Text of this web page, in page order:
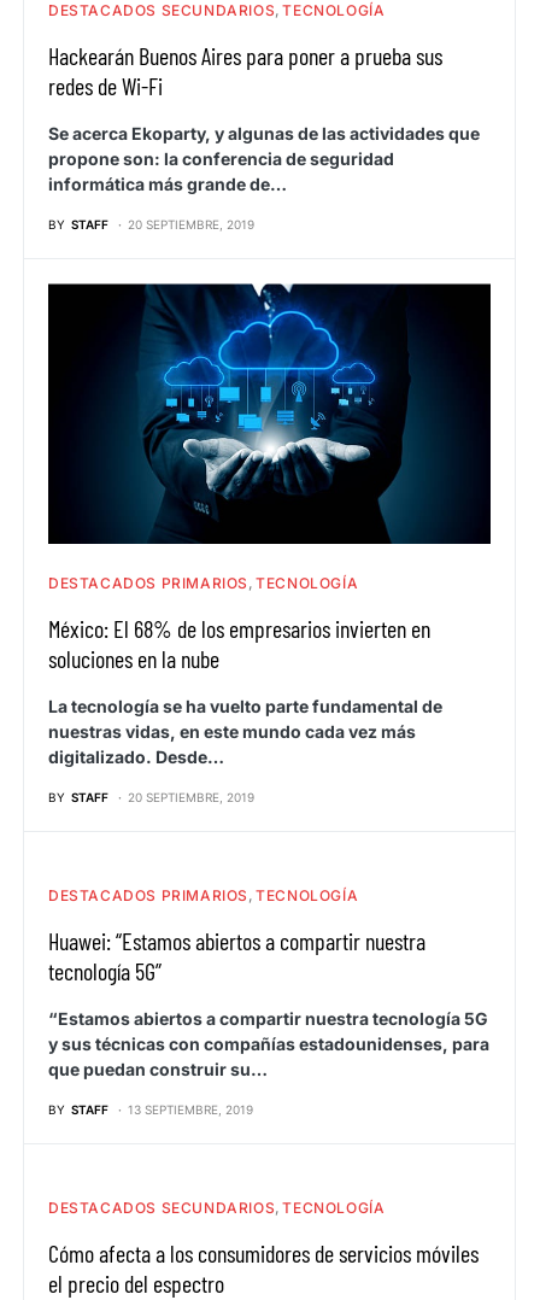
DESTACADOS SECUNDARIOS TECNOLOGÍA
Hackearán Buenos Aires para poner a prueba sus
redes de Wi-Fi
Se acerca Ekoparty, y algunas de las actividades que
propone son: la conferencia de seguridad
informática más grande de…
BY STAFF 20 SEPTIEMBRE, 2019
DESTACADOS PRIMARIOS TECNOLOGÍA
México: El 68% de los empresarios invierten en
soluciones en la nube
La tecnología se ha vuelto parte fundamental de
nuestras vidas, en este mundo cada vez más
digitalizado. Desde…
BY STAFF 20 SEPTIEMBRE, 2019
DESTACADOS PRIMARIOS TECNOLOGÍA
Huawei: “Estamos abiertos a compartir nuestra
tecnología 5G”
“Estamos abiertos a compartir nuestra tecnología 5G
y sus técnicas con compañías estadounidenses, para
que puedan construir su…
BY STAFF 13 SEPTIEMBRE, 2019
DESTACADOS SECUNDARIOS TECNOLOGÍA
Cómo afecta a los consumidores de servicios móviles
el precio del espectro